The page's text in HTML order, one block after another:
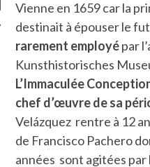
Vienne en 1659 car la
destinait à épouser le
rarement employépar
Kunsthistorisches
L’Immaculée
chef d’œuvre de sa
Velázquez rentre à 12
de Francisco Pachero
années sont agitées par